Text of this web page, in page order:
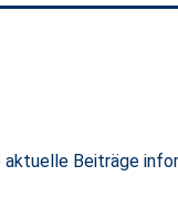
Beiträge